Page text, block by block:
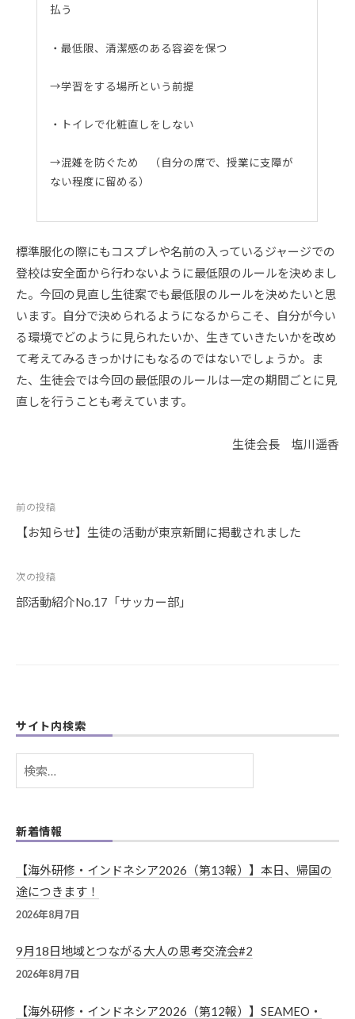
払う
・最低限、清潔感のある容姿を保つ
→学習をする場所という前提
・トイレで化粧直しをしない
→混雑を防ぐため （自分の席で、授業に支障が
ない程度に留める）
標準服化の際にもコスプレや名前の入っているジャージでの
登校は安全面から行わないように最低限のルールを決めまし
た。今回の見直し生徒案でも最低限のルールを決めたいと思
います。自分で決められるようになるからこそ、自分が今い
る環境でどのように見られたいか、生きていきたいかを改め
て考えてみるきっかけにもなるのではないでしょうか。ま
た、生徒会では今回の最低限のルールは一定の期間ごとに見
直しを行うことも考えています。
生徒会長 塩川遥香
投
稿
ビ
ゲ
前の投稿
【お知らせ】生徒の活動が東京新聞に掲載されました
次の投稿
部活動紹介No.17「サッカー部」
サイト内検索
検
索:
新着情報
【海外研修・インドネシア2026（第13報）】本日、帰国の
途につきます！
2026年8月7日
9月18日地域とつながる大人の思考交流会#2
2026年8月7日
【海外研修・インドネシア2026（第12報）】SEAMEO・